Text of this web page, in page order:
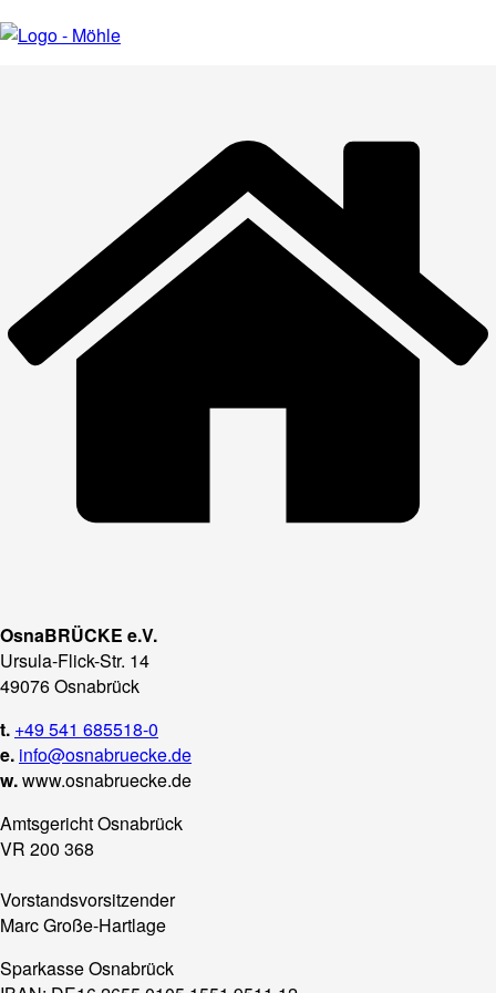
OsnaBRÜCKE e.V.
Ursula-Flick-Str. 14
49076 Osnabrück
t. +49 541 685518-0
e. info@osnabruecke.de
w.www.osnabruecke.de
Amtsgericht Osnabrück
VR 200 368
Vorstandsvorsitzender
Marc Große-Hartlage
Sparkasse Osnabrück